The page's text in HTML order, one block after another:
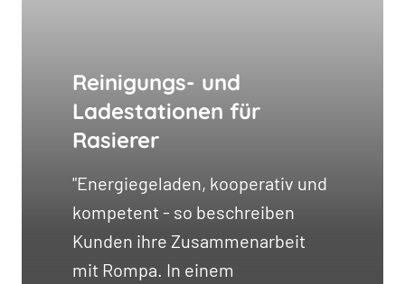
Reinigungs- und
Ladestationen für
Rasierer
"Energiegeladen, kooperativ und
kompetent - so beschreiben
Kunden ihre Zusammenarbeit
mit Rompa. In einem